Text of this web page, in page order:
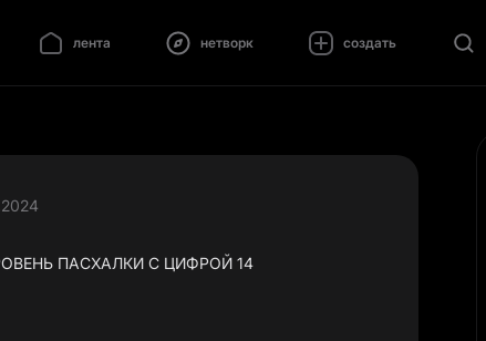
лента нетворк создать
ПАСХАЛКИ С ЦИФРОЙ 14